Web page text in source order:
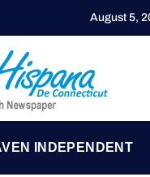
August 5,
INDEPENDENT